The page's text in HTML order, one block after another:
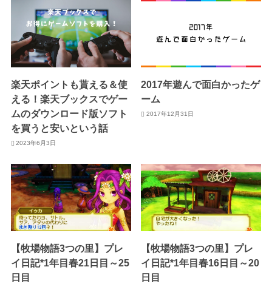
楽天ポイントも貰える＆使
える！楽天ブックスでゲー
ムのダウンロード版ソフト
を買うと安いという話
2023年6月3日
2017年遊んで面白かったゲ
ーム
2017年12月31日
【牧場物語3つの里】プレ
イ日記*1年目春21日目～25
日目
【牧場物語3つの里】プレ
イ日記*1年目春16日目～20
日目